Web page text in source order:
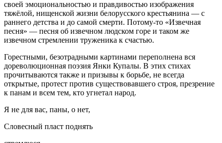
своей эмоциональностью и правдивостью изображения
тяжёлой, нищенской жизни белорусского крестьянина — с
раннего детства и до самой смерти. Потому-то «Извечная
песня» — песня об извечном людском горе и таком же
извечном стремлении труженика к счастью.
Горестными, безотрадными картинами переполнена вся
дореволюционная поэзия Янки Купалы. В этих стихах
прочитываются также и призывы к борьбе, не всегда
открытые, протест против существовавшего строя, презрение
к панам и всем тем, кто угнетал народ.
Я не для вас, паны, о нет,
Словесный пласт поднять